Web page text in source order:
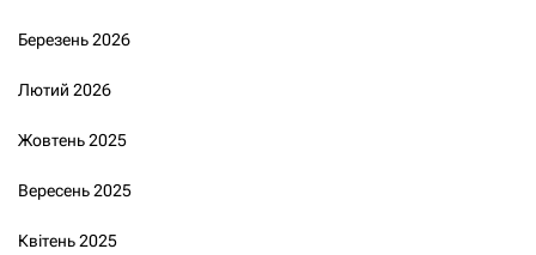
Березень 2026
Лютий 2026
Жовтень 2025
Вересень 2025
Квітень 2025